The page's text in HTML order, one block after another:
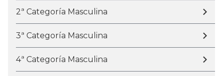
2ª Categoría Masculina
3ª Categoría Masculina
4ª Categoría Masculina